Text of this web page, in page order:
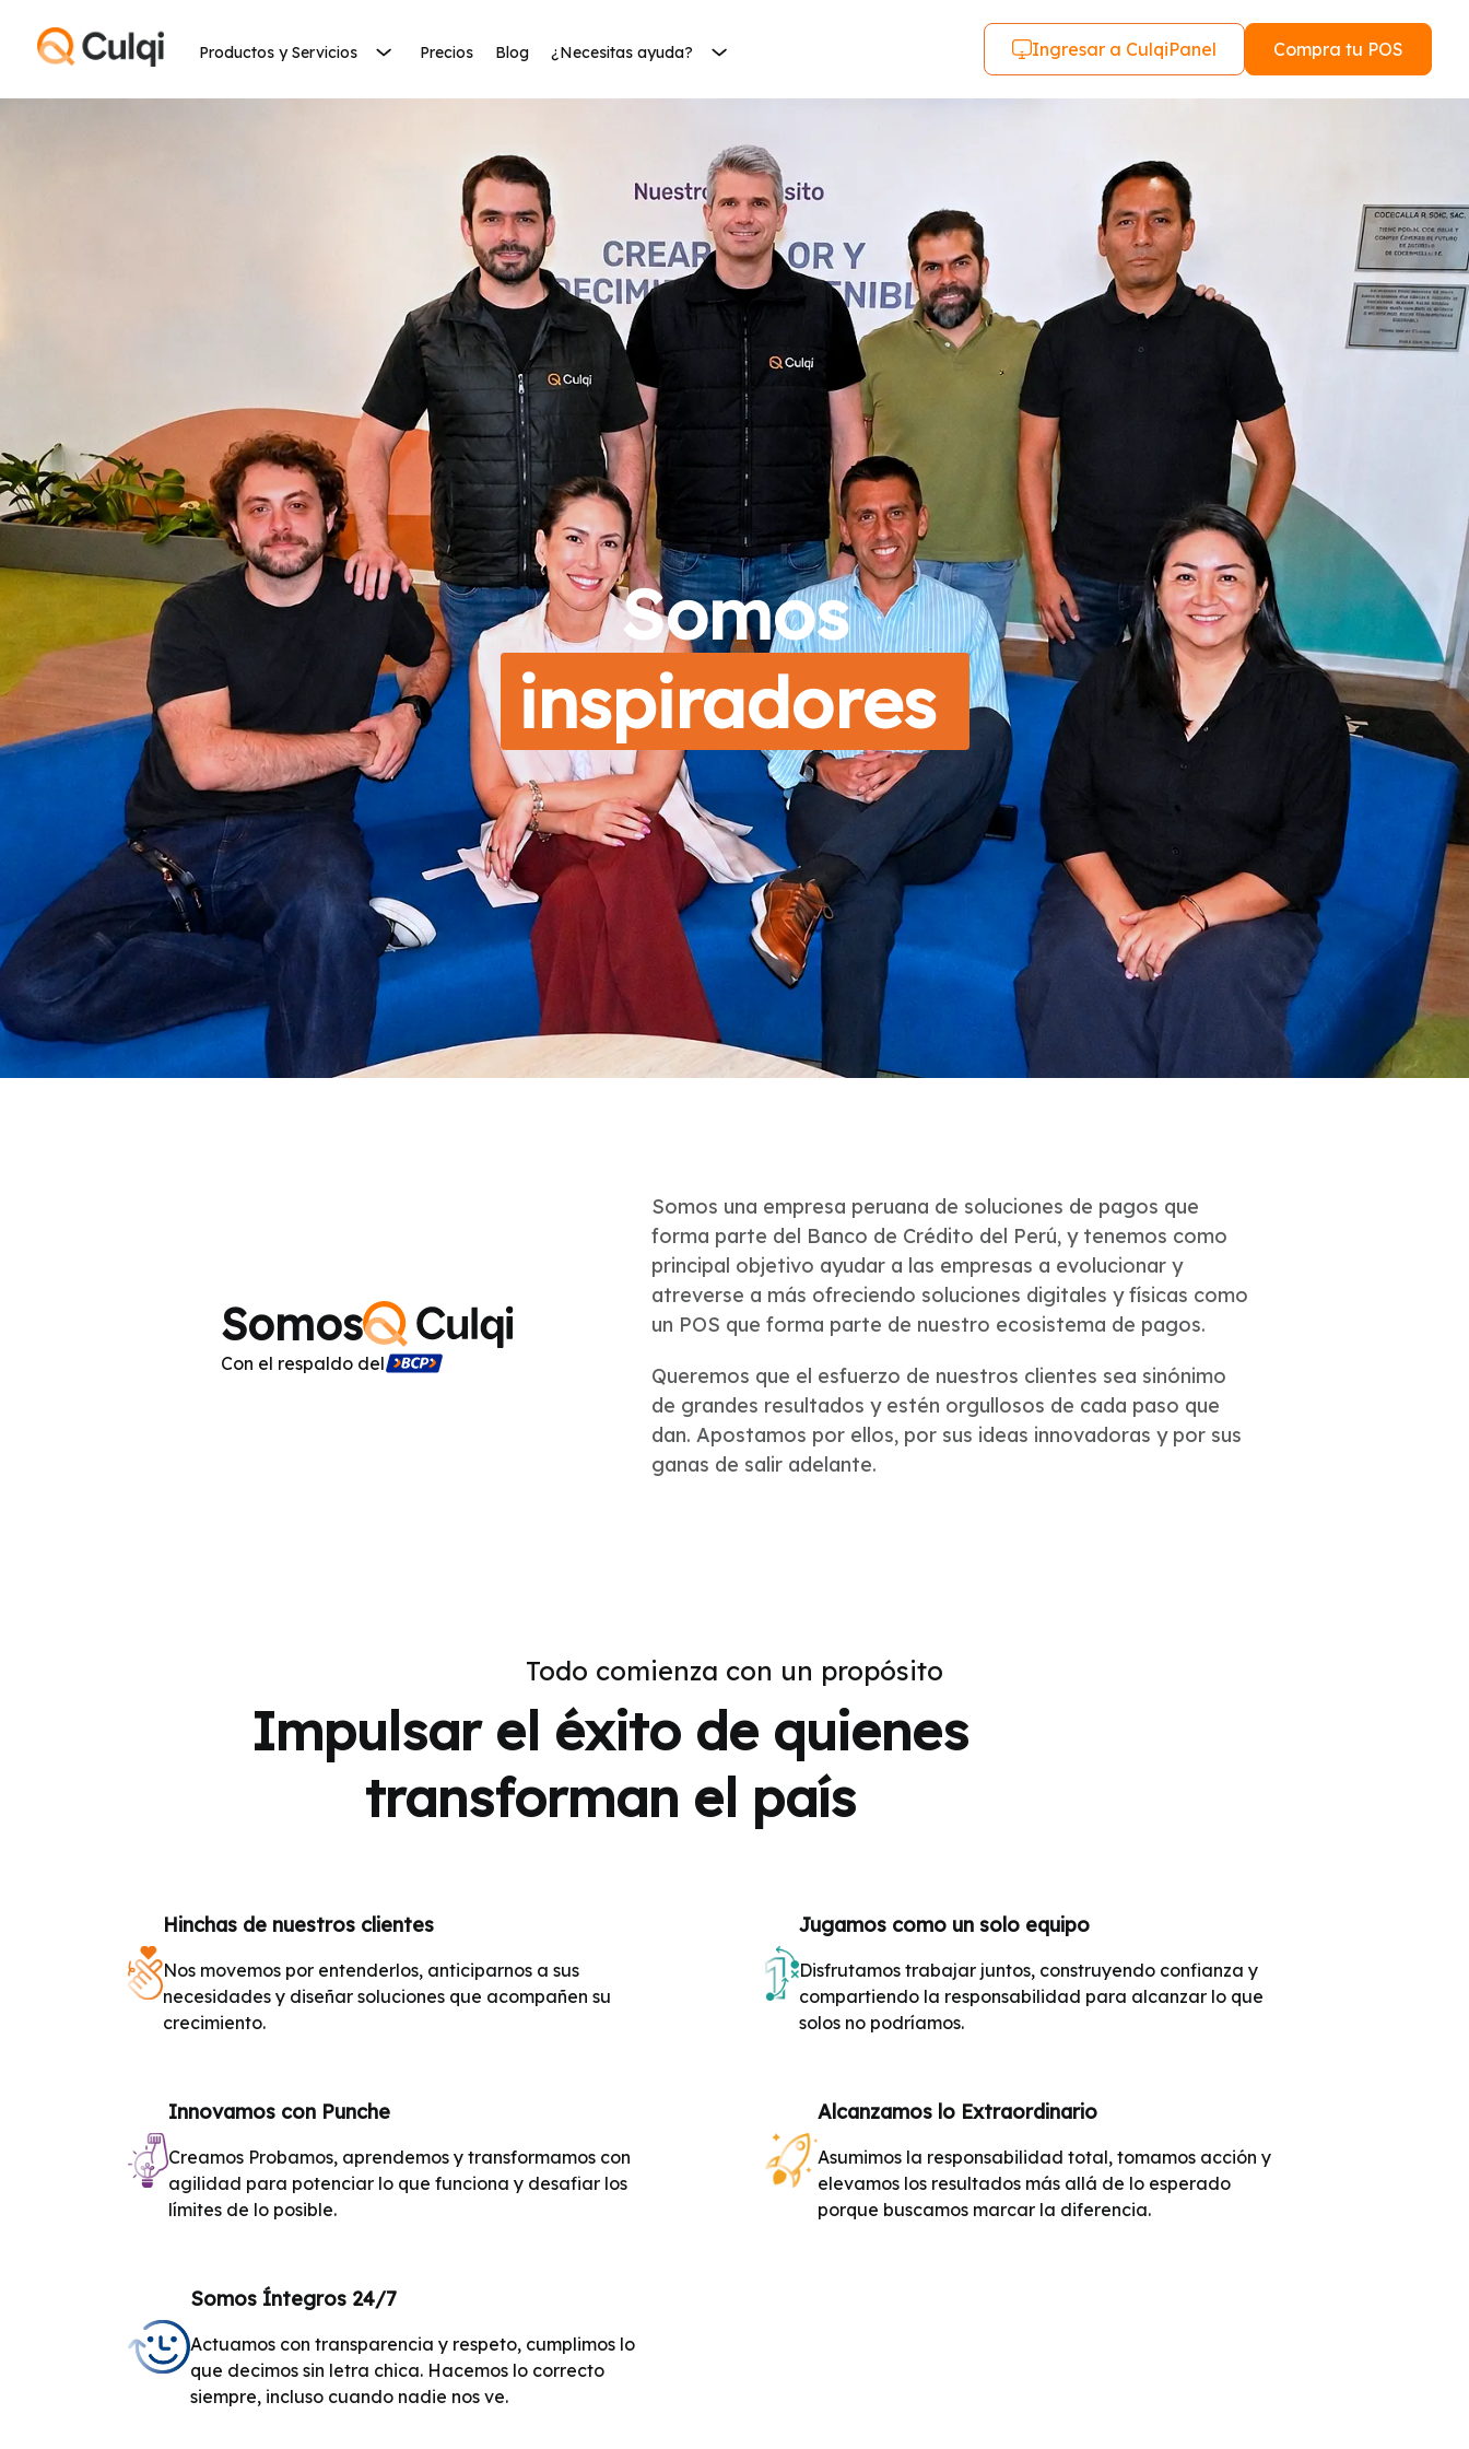
Productos y Servicios Precios Blog ¿Necesitas ayuda? Ingresar a CulqiPanel Compra tu POS
Somos
inspira|
Somos
Con el respaldo del
Somos una empresa peruana de soluciones de pagos que
forma parte del Banco de Crédito del Perú, y tenemos como
principal objetivo ayudar a las empresas a evolucionar y
atreverse a más ofreciendo soluciones digitales y físicas como
un POS que forma parte de nuestro ecosistema de pagos.
Queremos que el esfuerzo de nuestros clientes sea sinónimo
de grandes resultados y estén orgullosos de cada paso que
dan. Apostamos por ellos, por sus ideas innovadoras y por sus
ganas de salir adelante.
Todo comienza con un propósito
Impulsar el éxito de quienes
transforman el país
Hinchas de nuestros clientes
Nos movemos por entenderlos, anticiparnos a sus
necesidades y diseñar soluciones que acompañen su
crecimiento.
Jugamos como un solo equipo
Disfrutamos trabajar juntos, construyendo confianza y
compartiendo la responsabilidad para alcanzar lo que
solos no podríamos.
Innovamos con Punche
Creamos Probamos, aprendemos y transformamos con
agilidad para potenciar lo que funciona y desafiar los
límites de lo posible.
Alcanzamos lo Extraordinario
Asumimos la responsabilidad total, tomamos acción y
elevamos los resultados más allá de lo esperado
porque buscamos marcar la diferencia.
Somos Íntegros 24/7
Actuamos con transparencia y respeto, cumplimos lo
que decimos sin letra chica. Hacemos lo correcto
siempre, incluso cuando nadie nos ve.